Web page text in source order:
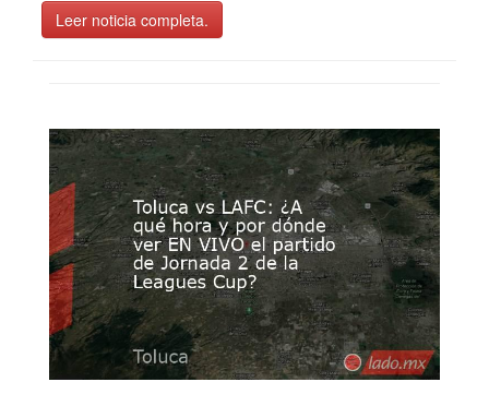
Leer noticia completa.